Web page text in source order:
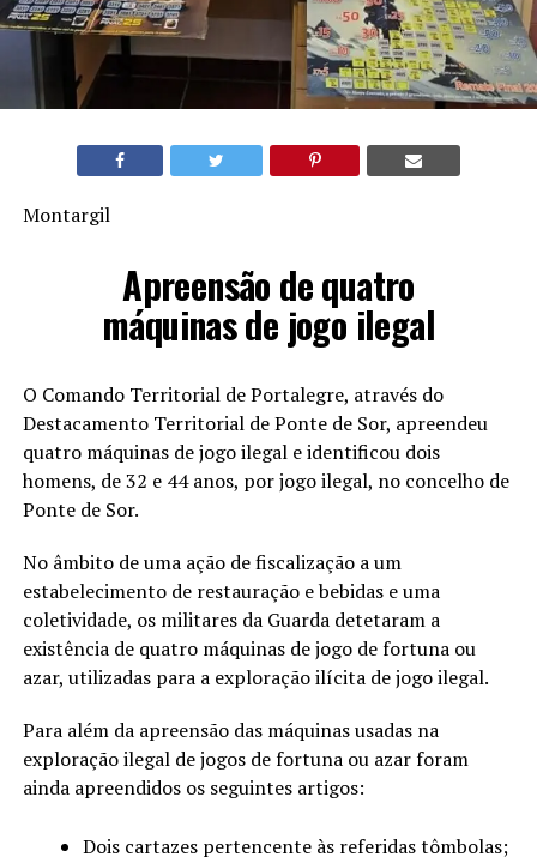
Montargil
Apreensão de quatro
máquinas de jogo ilegal
O Comando Territorial de Portalegre, através do
Destacamento Territorial de Ponte de Sor, apreendeu
quatro máquinas de jogo ilegal e identificou dois
homens, de 32 e 44 anos, por jogo ilegal, no concelho de
Ponte de Sor.
No âmbito de uma ação de fiscalização a um
estabelecimento de restauração e bebidas e uma
coletividade, os militares da Guarda detetaram a
existência de quatro máquinas de jogo de fortuna ou
azar, utilizadas para a exploração ilícita de jogo ilegal.
Para além da apreensão das máquinas usadas na
exploração ilegal de jogos de fortuna ou azar foram
ainda apreendidos os seguintes artigos:
Dois cartazes pertencente às referidas tômbolas;